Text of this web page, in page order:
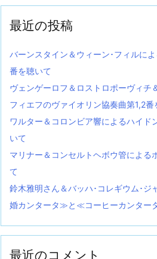
最近の投稿
バーンスタイン＆ウィーン･フィルに
番を聴いて
ヴェンゲーロフ＆ロストロポーヴィチ
フィエフのヴァイオリン協奏曲第1,2番
ワルター＆コロンビア響によるハイ
いて
マリナー＆コンセルトヘボウ管によ
て
鈴木雅明さん＆バッハ･コレギウム･
婚カンタータ≫と≪コーヒーカンター
最近のコメント